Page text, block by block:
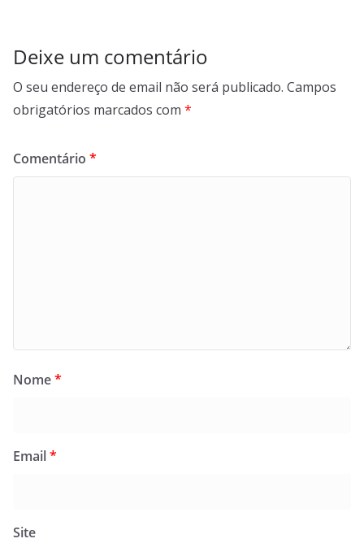
Deixe um comentário
O seu endereço de email não será publicado. Campos
obrigatórios marcados com *
Comentário *
Nome*
Email*
Site